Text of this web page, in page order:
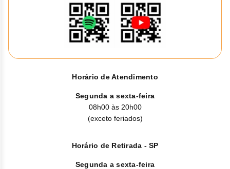
Horário de Atendimento
Segunda a sexta-feira
08h00 às 20h00
(exceto feriados)
Horário de Retirada - SP
Segunda a sexta-feira